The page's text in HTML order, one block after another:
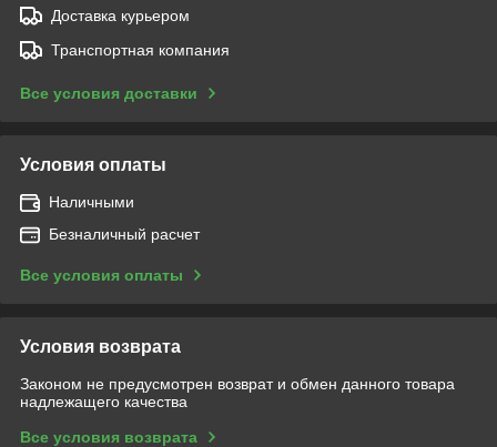
Доставка курьером
Транспортная компания
Все условия доставки
Условия оплаты
Наличными
Безналичный расчет
Все условия оплаты
Условия возврата
Законом не предусмотрен возврат и обмен данного товара
надлежащего качества
Все условия возврата